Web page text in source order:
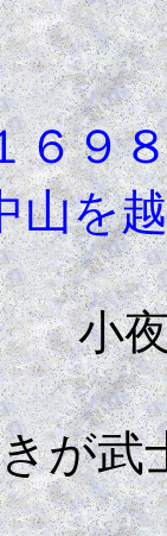
９８
山を
小
が武